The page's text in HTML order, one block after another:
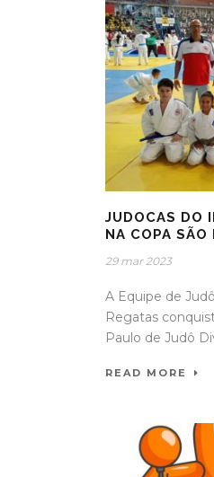
JUDOCAS DO
NA COPA SÃO
29 mar 2023
A Equipe de
Regatas
Paulo de Judô
READ MORE